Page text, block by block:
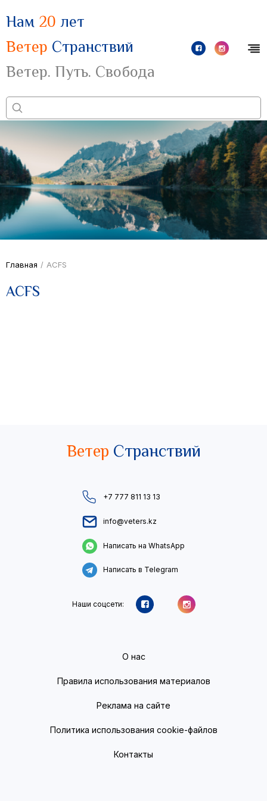
Нам 20 лет
Ветер Странствий
Ветер. Путь. Свобода
Главная / ACFS
ACFS
Ветер Странствий
+7 777 811 13 13
info@veters.kz
Написать на WhatsApp
Написать в Telegram
Наши соцсети:
О нас
Правила использования материалов
Реклама на сайте
Политика использования cookie-файлов
Контакты